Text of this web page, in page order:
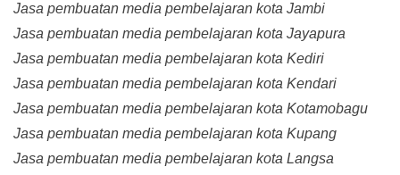
Jasa pembuatan media pembelajaran kota Jambi
Jasa pembuatan media pembelajaran kota Jayapura
Jasa pembuatan media pembelajaran kota Kediri
Jasa pembuatan media pembelajaran kota Kendari
Jasa pembuatan media pembelajaran kota Kotamobagu
Jasa pembuatan media pembelajaran kota Kupang
Jasa pembuatan media pembelajaran kota Langsa